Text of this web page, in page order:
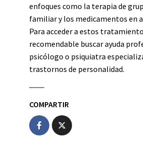
enfoques como la terapia de
familiar y los medicamentos en
Para acceder a estos
recomendable buscar ayuda
psicólogo o psiquiatra
trastornos de personalidad.
COMPARTIR